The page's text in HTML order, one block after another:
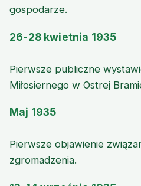
gospodarze.
26-28 kwietnia 1935
Pierwsze publiczne
Miłosiernego w Ostrej
Maj 1935
Pierwsze objawienie
zgromadzenia.